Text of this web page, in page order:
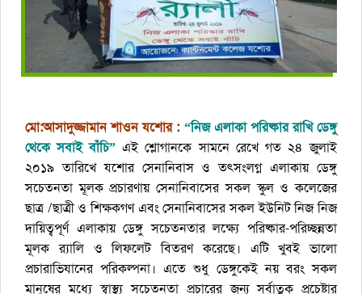
মো:আসাদুজ্জামান শাওন যশোর : “নিজ এলাকা পরিষ্কার রাখি ডেঙ্গু
থেকে সবাই বাঁচি” এই শ্লোগানকে সামনে রেখে গত ২৪ জুলাই
২০১৯ তারিখে যশোর সেনানিবাস ও তৎসংলগ্ন এলাকায় ডেঙ্গু
সচেতনতা মূলক প্রচারণায় সেনানিবাসের সকল স্কুল ও কলেজের
ছাত্র /ছাত্রী ও শিক্ষকগণ এবং সেনানিবাসের সকল ইউনিট নিজ নিজ
দায়িত্বপূর্ণ এলাকায় ডেঙ্গু সচেতনতার লক্ষ্যে পরিষ্কার-পরিচ্ছন্নতা
মূলক র‍্যালি ও লিফলেট বিতরণ করেছে। এটি খুবই ভালো
প্রচারাভিযানের পরিকল্পনা। এতে শুধু ডেঙ্গুকেই নয় বরং সকল
মানুষের মধ্যে স্বাস্থ্য সচেতনতা প্রচারের জন্য সর্বাত্নক প্রচেষ্টার